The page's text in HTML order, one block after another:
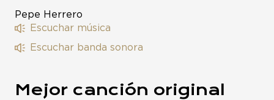
Pepe Herrero
Escuchar música
Escuchar banda sonora
Mejor canción original